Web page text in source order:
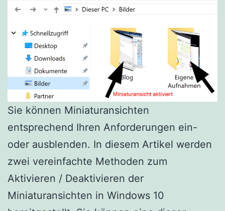
Sie können Miniaturansichten
entsprechend Ihren Anforderungen ein-
oder ausblenden. In diesem Artikel werden
zwei vereinfachte Methoden zum
Aktivieren / Deaktivieren der
Miniaturansichten in Windows 10